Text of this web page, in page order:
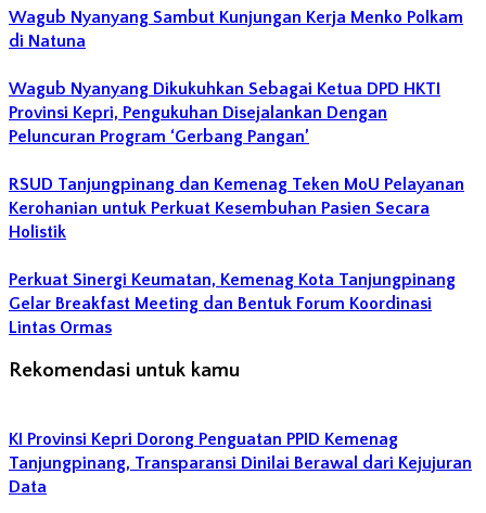
Wagub Nyanyang Sambut Kunjungan Kerja Menko Polkam
di Natuna
Wagub Nyanyang Dikukuhkan Sebagai Ketua DPD HKTI
Provinsi Kepri, Pengukuhan Disejalankan Dengan
Peluncuran Program ‘Gerbang Pangan’
RSUD Tanjungpinang dan Kemenag Teken MoU Pelayanan
Kerohanian untuk Perkuat Kesembuhan Pasien Secara
Holistik
Perkuat Sinergi Keumatan, Kemenag Kota Tanjungpinang
Gelar Breakfast Meeting dan Bentuk Forum Koordinasi
Lintas Ormas
Rekomendasi untuk kamu
KI Provinsi Kepri Dorong Penguatan PPID Kemenag
Tanjungpinang, Transparansi Dinilai Berawal dari Kejujuran
Data